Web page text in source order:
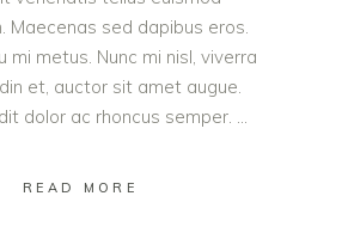
Maecenas sed dapibus eros.
mi metus. Nunc mi nisl, viverra
et, auctor sit amet augue.
dolor ac rhoncus semper.
READ MORE